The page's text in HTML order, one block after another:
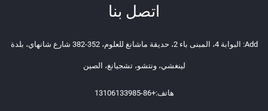
اتصل بنا
Add: البوابة 4، المبنى باء 2، حديقة ماشانغ للعلوم، 352-382 شارع شانهاي، بلدة
لينغشي، ونتشو، تشجيانغ، الصين
هاتف:+86-13106133985